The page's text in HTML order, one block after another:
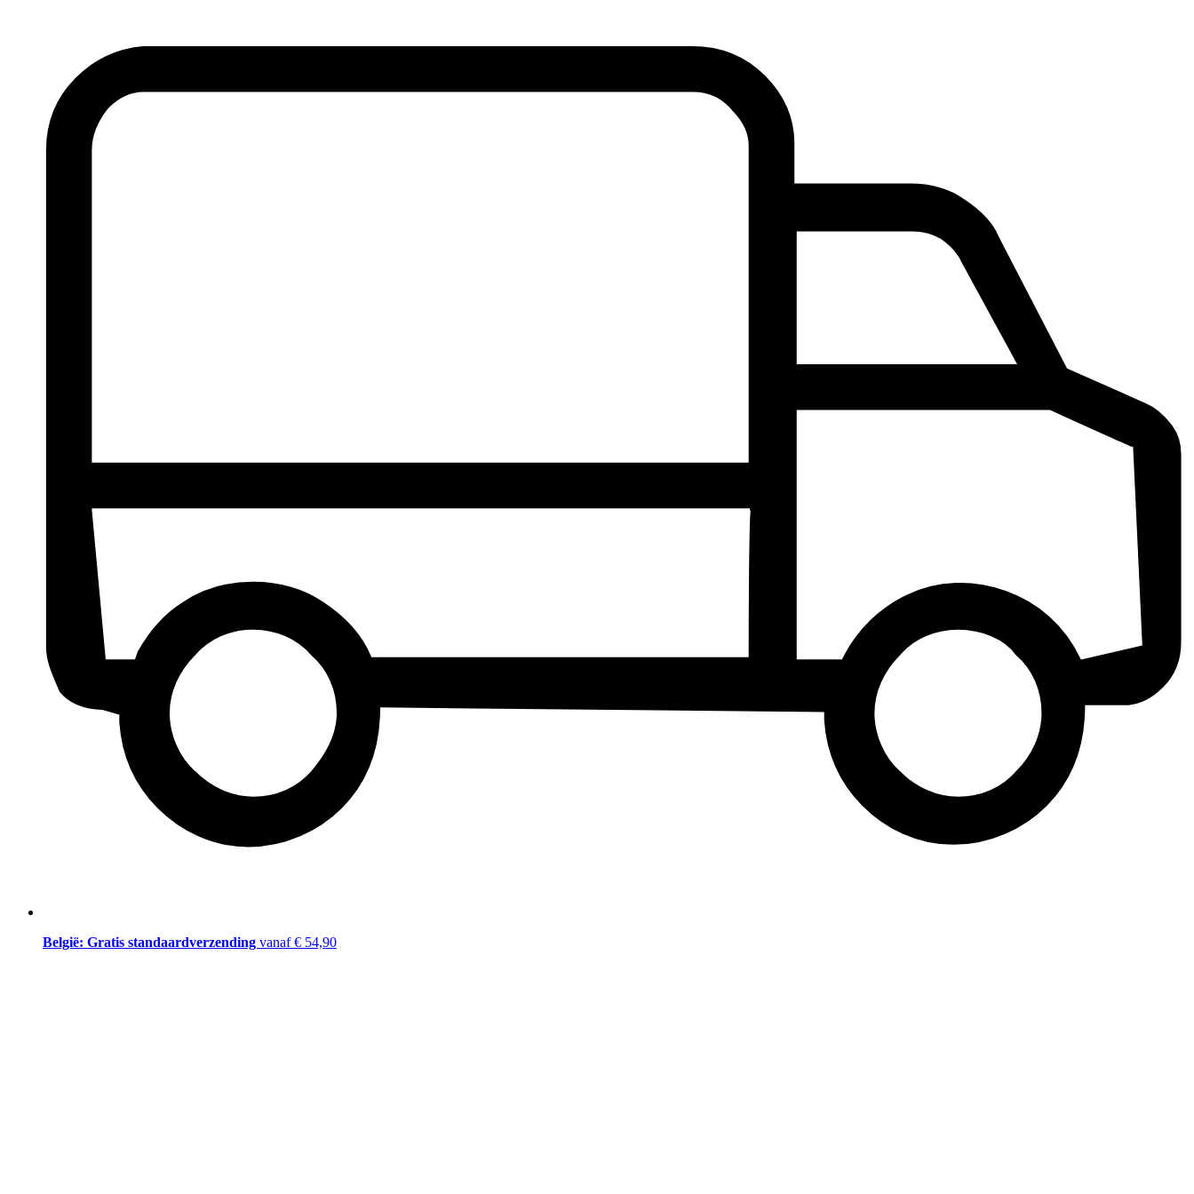
België: Gratis standaardverzending vanaf € 54,90